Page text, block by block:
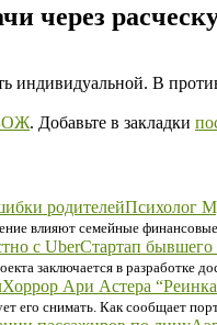
через
В
. Добавьте в закладки
Психолог
влияют семейные
Стартап бывшего
заключается в разработке
Хоррор Ари Астера
его снимать. Как сообщает